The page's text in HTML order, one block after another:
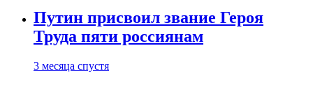
Путин присвоил звание Героя
Труда пяти россиянам
3 месяца спустя